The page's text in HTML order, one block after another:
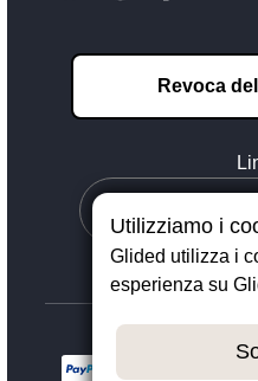
Revoca
Utilizziamo i
Glided utilizza i
esperienza su